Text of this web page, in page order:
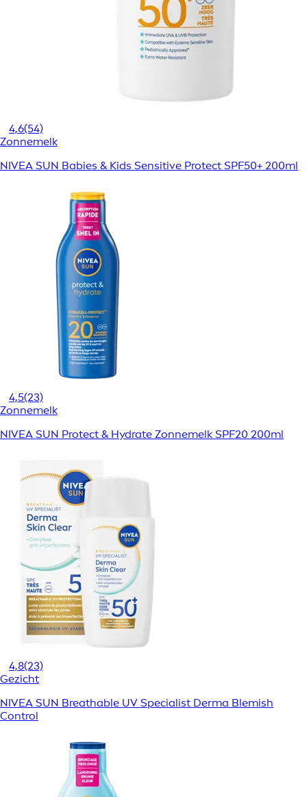
4,6(54)
Zonnemelk
NIVEA SUN Babies & Kids Sensitive Protect SPF50+ 200ml
4,5(23)
Zonnemelk
NIVEA SUN Protect & Hydrate Zonnemelk SPF20 200ml
4,8(23)
Gezicht
NIVEA SUN Breathable UV Specialist Derma Blemish
Control